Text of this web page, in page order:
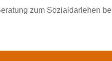
zum Sozialdarlehen